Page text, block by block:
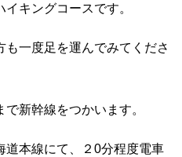
キングコースです。
一度足を運んでみてくださ
新幹線をつかいます。
道本線にて、２0分程度電車